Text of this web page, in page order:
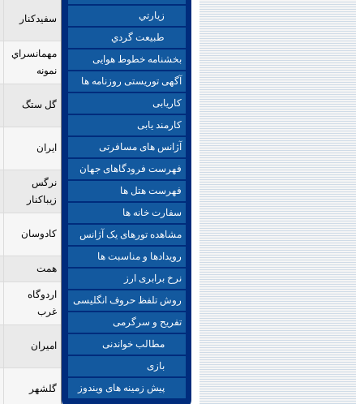
سفيدكنار
مهمانسراي
نمونه
گل ستگ
ايران
نرگس
زیباکنار
كادوسان
همت
اردوگاه
غرب
اميران
گلشهر
زيارتي
طبيعت گردي
بخشنامه خطوط هوایی
آگهی توریستی روزنامه ها
کاریابی
کارمند یابی
آژانس های مسافرتی
فهرست فرودگاهای جهان
فهرست هتل ها
سفارت خانه ها
مشاهده تورهای یک آژانس
رویدادها و مناسبت ها
نرخ برابری ارز
روش تلفظ حروف انگلیسی
تفریح و سرگرمی
مطالب خواندنی
بازی
پیش زمینه های ویندوز